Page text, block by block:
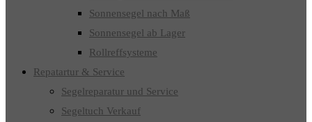
Sonnensegel nach Maß
Sonnensegel ab Lager
Rollreffsysteme
Repatartur & Service
Segelreparatur und Service
Segeltuch Verkauf